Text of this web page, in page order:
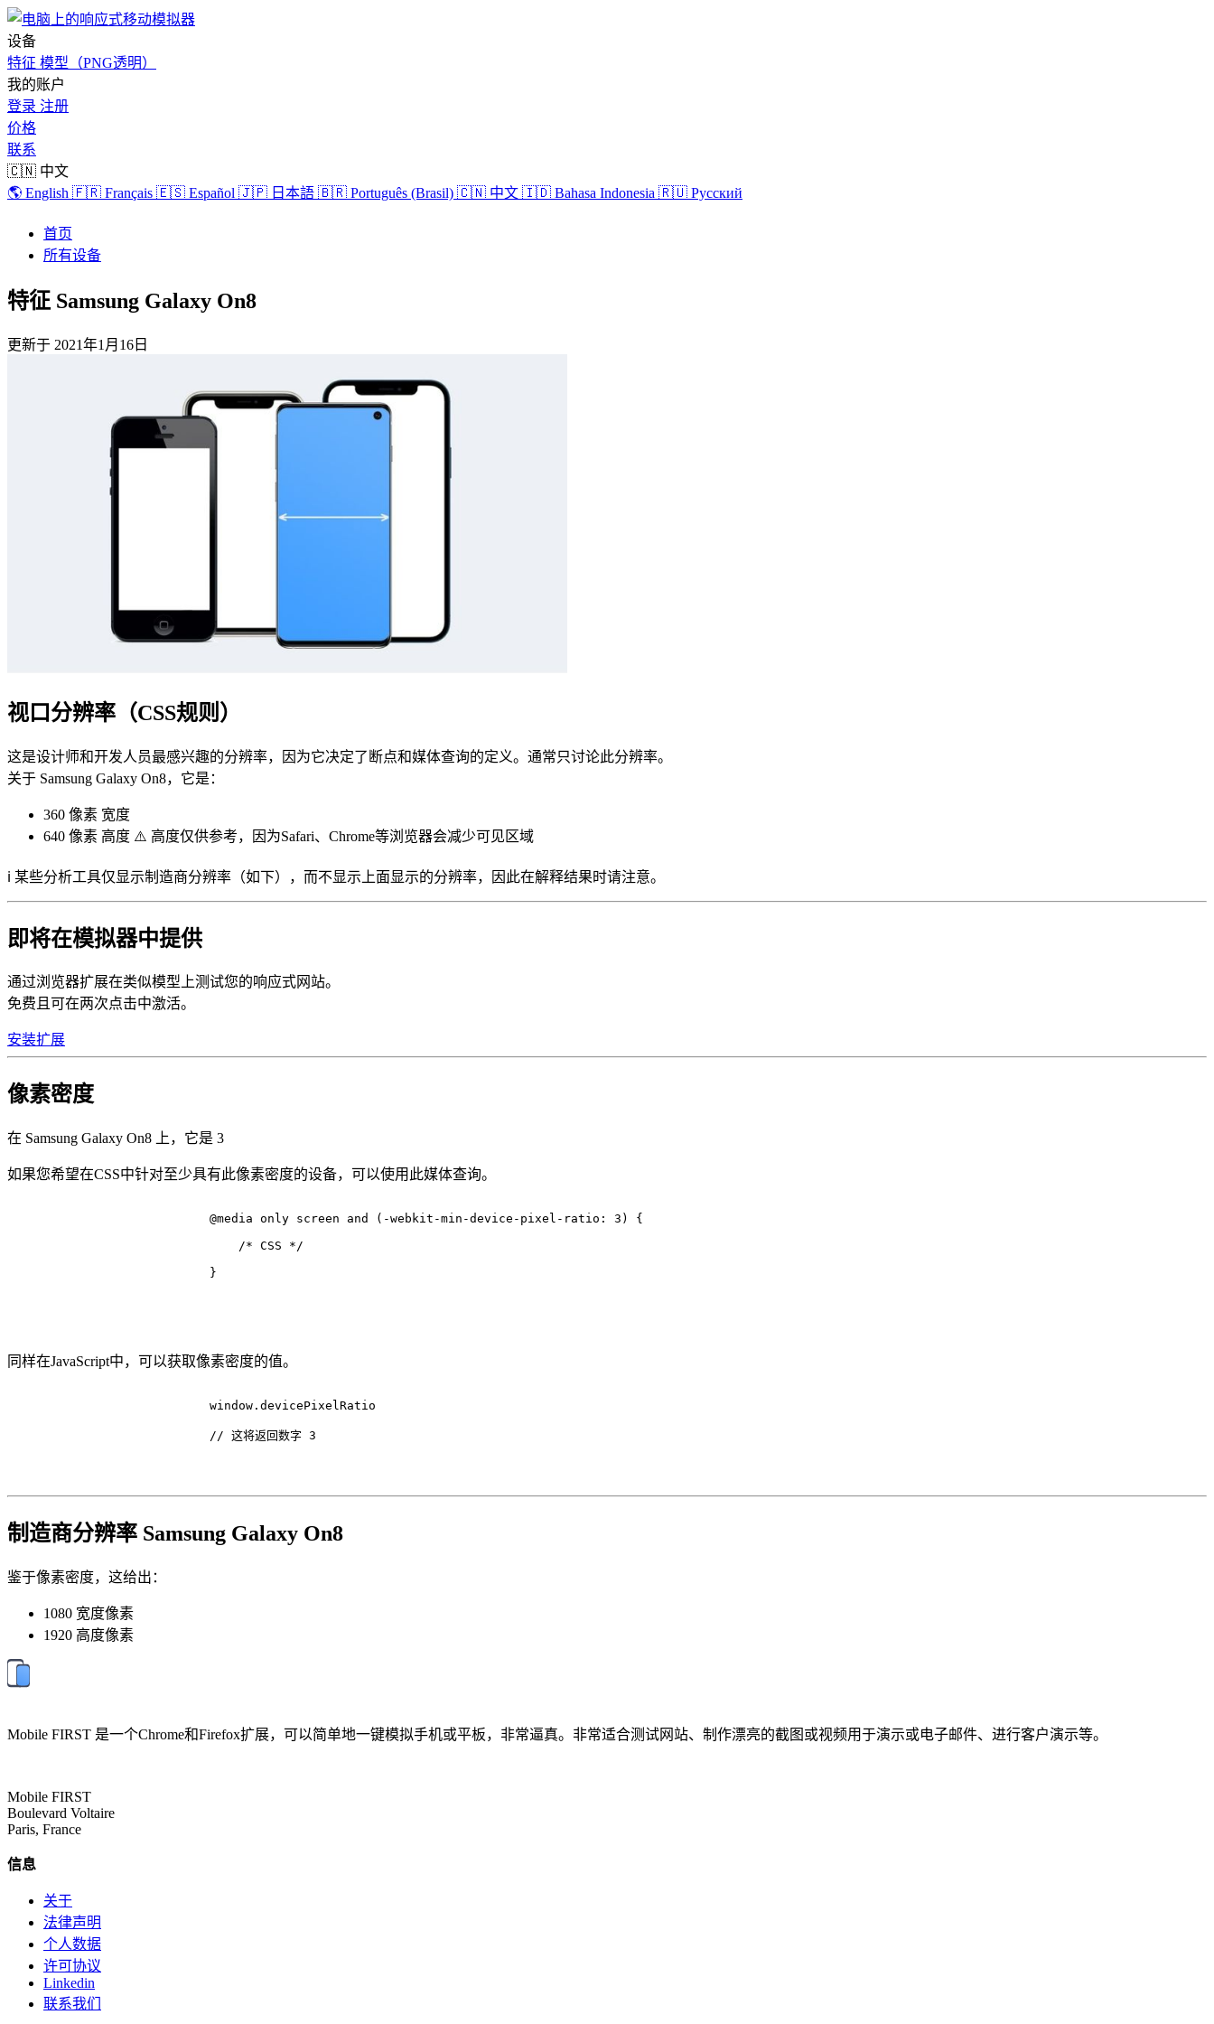
设备
特征 模型（PNG透明）
我的账户
登录 注册
价格
联系
🇨🇳 中文
🌎 English 🇫🇷 Français 🇪🇸 Español 🇯🇵 日本語 🇧🇷 Português (Brasil) 🇨🇳 中文 🇮🇩 Bahasa Indonesia 🇷🇺 Русский
首页
所有设备
特征 Samsung Galaxy On8
更新于 2021年1月16日
视口分辨率（CSS规则）
这是设计师和开发人员最感兴趣的分辨率，因为它决定了断点和媒体查询的定义。通常只讨论此分辨率。
关于 Samsung Galaxy On8，它是：
360 像素 宽度
640 像素 高度 ⚠️ 高度仅供参考，因为Safari、Chrome等浏览器会减少可见区域
ℹ️ 某些分析工具仅显示制造商分辨率（如下），而不显示上面显示的分辨率，因此在解释结果时请注意。
即将在模拟器中提供
通过浏览器扩展在类似模型上测试您的响应式网站。
免费且可在两次点击中激活。
安装扩展
像素密度
在 Samsung Galaxy On8 上，它是 3
如果您希望在CSS中针对至少具有此像素密度的设备，可以使用此媒体查询。
@media only screen and (-webkit-min-device-pixel-ratio: 3 ) {
/* CSS */
                            }
同样在JavaScript中，可以获取像素密度的值。
                            window.
devicePixelRatio
// 这将返回数字 3
制造商分辨率 Samsung Galaxy On8
鉴于像素密度，这给出：
1080 宽度像素
1920 高度像素
Mobile FIRST 是一个Chrome和Firefox扩展，可以简单地一键模拟手机或平板，非常逼真。非常适合测试网站、制作漂亮的截图或视频用于演示或电子邮件、进行客户演示等。
Mobile FIRST
Boulevard Voltaire
Paris, France
信息
关于
法律声明
个人数据
许可协议
Linkedin
联系我们